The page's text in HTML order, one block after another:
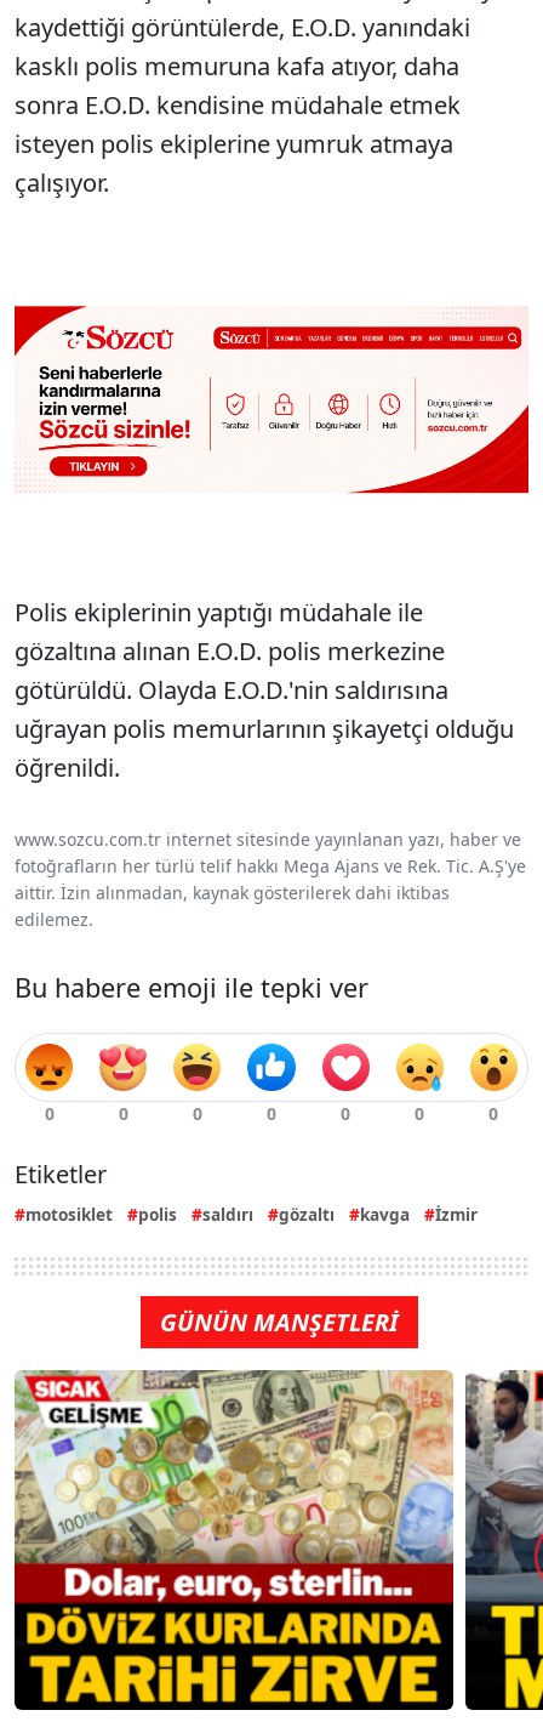
kaydettiği görüntülerde, E.O.D. yanındaki
kasklı polis memuruna kafa atıyor, daha
sonra E.O.D. kendisine müdahale etmek
isteyen polis ekiplerine yumruk atmaya
çalışıyor.
Polis ekiplerinin yaptığı müdahale ile
gözaltına alınan E.O.D. polis merkezine
götürüldü. Olayda E.O.D.'nin saldırısına
uğrayan polis memurlarının şikayetçi olduğu
öğrenildi.
www.sozcu.com.tr internet sitesinde yayınlanan yazı, haber ve
fotoğrafların her türlü telif hakkı Mega Ajans ve Rek. Tic. A.Ş'ye
aittir. İzin alınmadan, kaynak gösterilerek dahi iktibas
edilemez.
Bu habere emoji ile tepki ver
Etiketler
motosiklet polis saldırı gözaltı kavga İzmir
GÜNÜN MANŞETLERİ